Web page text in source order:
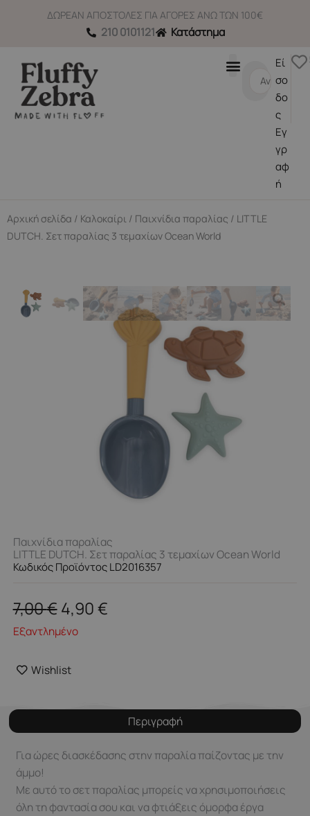
ΔΩΡΕΑΝ ΑΠΟΣΤΟΛΕΣ ΓΙΑ ΑΓΟΡΕΣ ΑΝΩ ΤΩΝ 100€
210 0101121 Κατάστημα
Search
Εί
σο
δο
ς
Εγ
γρ
αφ
ή
Αρχική σελίδα / Καλοκαίρι / Παιχνίδια παραλίας / LITTLE
DUTCH. Σετ παραλίας 3 τεμαχίων Ocean World
Παιχνίδια παραλίας
LITTLE DUTCH. Σετ παραλίας 3 τεμαχίων Ocean World
Κωδικός Προϊόντος LD2016357
7,00€ 4,90€
Εξαντλημένο
Wishlist
Περιγραφή
Για ώρες διασκέδασης στην παραλία παίζοντας με την
άμμο!
Με αυτό το σετ παραλίας μπορείς να χρησιμοποιήσεις
όλη τη φαντασία σου και να φτιάξεις όμορφα έργα